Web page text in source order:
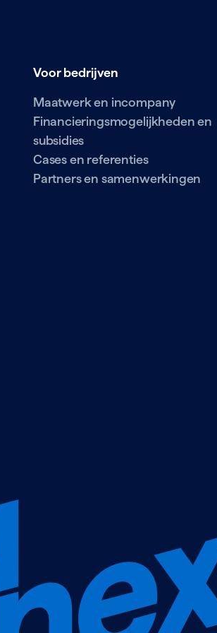
Voor bedrijven
Maatwerk en incompany
Financieringsmogelijkheden en
subsidies
Cases en referenties
Partners en samenwerkingen